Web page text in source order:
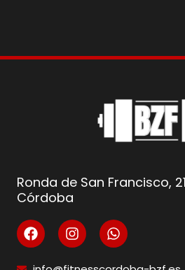
Ronda de San Francisco,
Córdoba